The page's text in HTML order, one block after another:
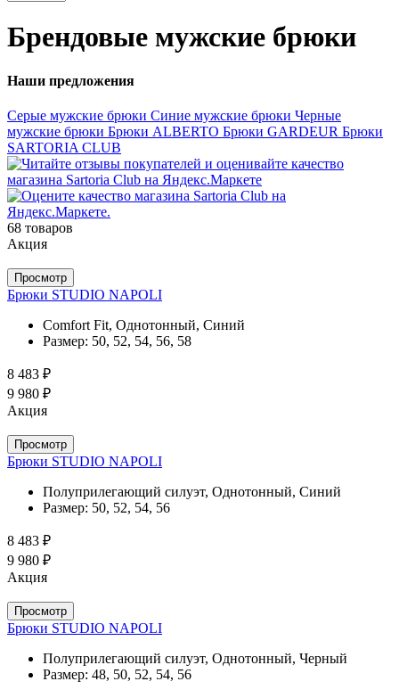
Брендовые мужские брюки
Наши предложения
Серые мужские брюки Синие мужские брюки Черные
мужские брюки Брюки ALBERTO Брюки GARDEUR Брюки
SARTORIA CLUB
68 товаров
Акция
Просмотр
Брюки STUDIO NAPOLI
Comfort Fit, Однотонный, Синий
Размер: 50, 52, 54, 56, 58
8 483 ₽
9 980 ₽
Акция
Просмотр
Брюки STUDIO NAPOLI
Полуприлегающий силуэт, Однотонный, Синий
Размер: 50, 52, 54, 56
8 483 ₽
9 980 ₽
Акция
Просмотр
Брюки STUDIO NAPOLI
Полуприлегающий силуэт, Однотонный, Черный
Размер: 48, 50, 52, 54, 56